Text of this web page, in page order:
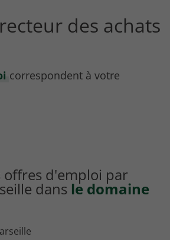
des achats
correspondent à votre
offres d'emploi par
dans le domaine